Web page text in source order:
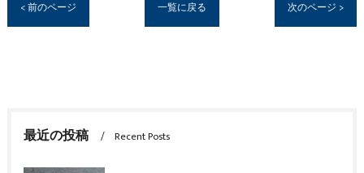
< 前のページ 一覧に戻る 次のページ >
最近の投稿 Recent Posts